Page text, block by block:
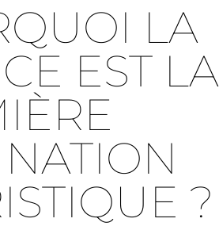
LA
EST LA
?